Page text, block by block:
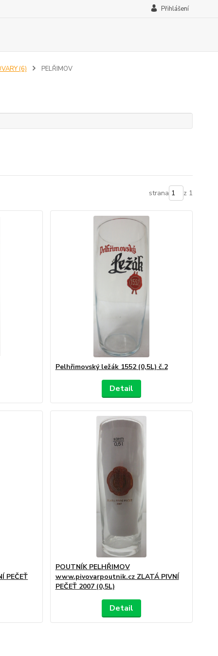
Přihlášení
(6) PELŘIMOV
strana z 1
Pelhřimovský ležák 1552 (0,5L) č.2
Detail
PEČEŤ
POUTNÍK PELHŘIMOV
www.pivovarpoutnik.cz ZLATÁ PIVNÍ
PEČEŤ 2007 (0,5L)
Detail